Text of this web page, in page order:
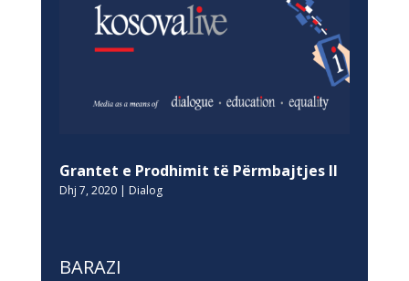
Grantet e Prodhimit të Përmbajtjes II
Dhj 7, 2020| Dialog
BARAZI